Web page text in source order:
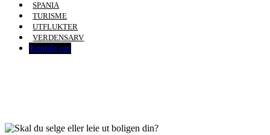
SPANIA
TURISME
UTFLUKTER
VERDENSARV
Kontakt oss